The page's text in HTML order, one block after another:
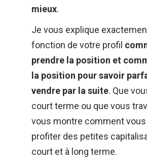
mieux.
Je vous explique
fonction de votre profil
prendre la position et
la position pour savoir
vendre par la suite. Que
court terme ou que vous
vous montre comment
profiter des petites
court et à long terme.